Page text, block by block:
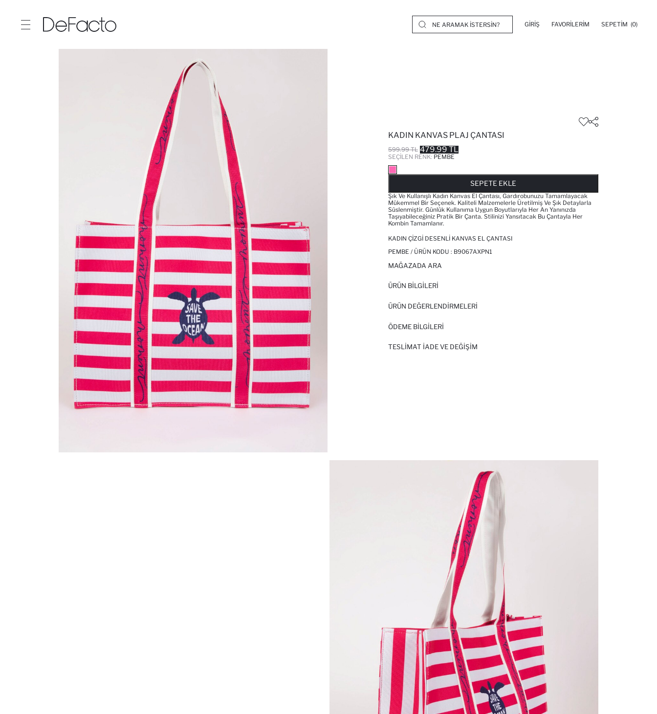
GIRIŞ FAVORILERIM SEPETIM (0)
KADIN KANVAS PLAJ ÇANTASI
599.99 TL 479.99 TL
SEÇILEN RENK: PEMBE
SEPETE EKLE
Şık Ve Kullanışlı Kadın Kanvas El Çantası, Gardırobunuzu Tamamlayacak
Mükemmel Bir Seçenek. Kaliteli Malzemelerle Üretilmiş Ve Şık Detaylarla
Süslenmiştir. Günlük Kullanıma Uygun Boyutlarıyla Her An Yanınızda
Taşıyabileceğiniz Pratik Bir Çanta. Stilinizi Yansıtacak Bu Çantayla Her
Kombin Tamamlanır.
KADIN ÇIZGI DESENLI KANVAS EL ÇANTASI
PEMBE / ÜRÜN KODU : B9067AXPN1
MAĞAZADA ARA
ÜRÜN BILGILERI
ÜRÜN DEĞERLENDİRMELERİ
ÖDEME BİLGİLERİ
TESLIMAT İADE VE DEĞIŞIM